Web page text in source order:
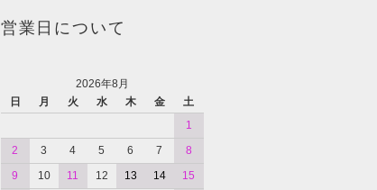
営業日について
2026年8月
日
月 火 水 木 金
土
1
2
3 4 5 6 7
8
9
10 11 12 13 14
15